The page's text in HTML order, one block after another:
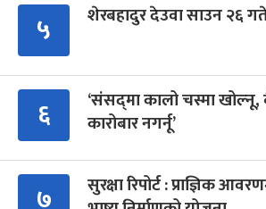
५ शेरबहादुर देउवा साउन २६
६
‘संसद्‍मा कालो चस्मा
कारोबार नगर्नू’
७
सुरक्षा रिपोर्ट : प्राज्ञिक